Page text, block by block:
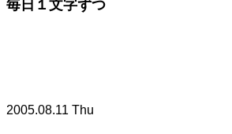
毎日１文字ずつ
2005.08.11 Thu